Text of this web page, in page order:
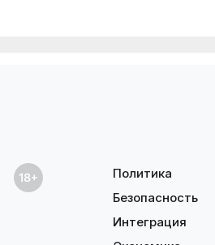
Политика
Безопасность
Интеграция